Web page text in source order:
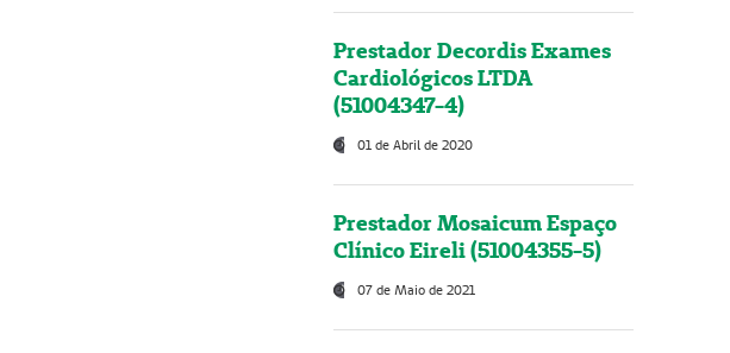
Prestador Decordis Exames
Cardiológicos LTDA
(51004347-4)
01 de Abril de 2020
Prestador Mosaicum Espaço
Clínico Eireli (51004355-5)
07 de Maio de 2021